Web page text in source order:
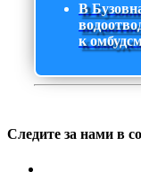
В
к
Следите за нами в